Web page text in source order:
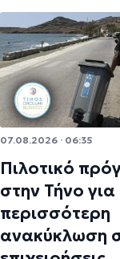
07.08.2026 · 06:35
Πιλοτικό
στην Τήνο για
περισσότερη
ανακύκλωση